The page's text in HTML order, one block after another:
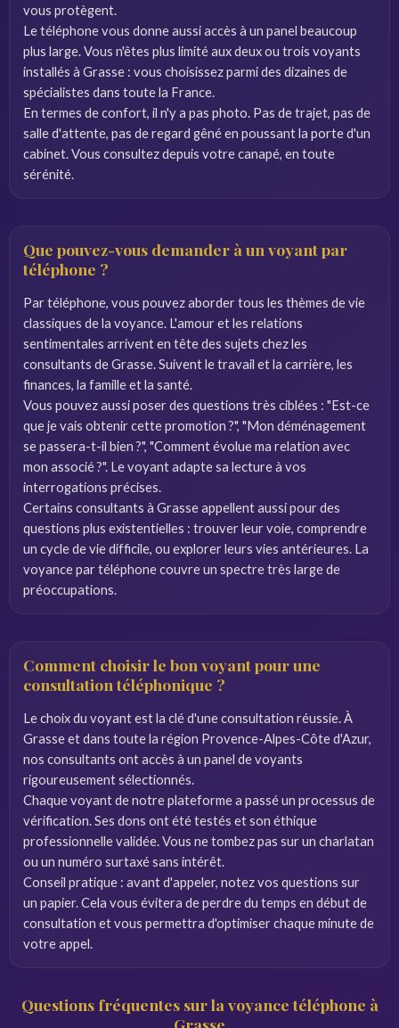
vous protègent.
Le téléphone vous donne aussi accès à un panel beaucoup
plus large. Vous n'êtes plus limité aux deux ou trois voyants
installés à Grasse : vous choisissez parmi des dizaines de
spécialistes dans toute la France.
En termes de confort, il n'y a pas photo. Pas de trajet, pas de
salle d'attente, pas de regard gêné en poussant la porte d'un
cabinet. Vous consultez depuis votre canapé, en toute
sérénité.
Que pouvez-vous demander à un voyant par
téléphone ?
Par téléphone, vous pouvez aborder tous les thèmes de vie
classiques de la voyance. L'amour et les relations
sentimentales arrivent en tête des sujets chez les
consultants de Grasse. Suivent le travail et la carrière, les
finances, la famille et la santé.
Vous pouvez aussi poser des questions très ciblées : "Est-ce
que je vais obtenir cette promotion ?", "Mon déménagement
se passera-t-il bien ?", "Comment évolue ma relation avec
mon associé ?". Le voyant adapte sa lecture à vos
interrogations précises.
Certains consultants à Grasse appellent aussi pour des
questions plus existentielles : trouver leur voie, comprendre
un cycle de vie difficile, ou explorer leurs vies antérieures. La
voyance par téléphone couvre un spectre très large de
préoccupations.
Comment choisir le bon voyant pour une
consultation téléphonique ?
Le choix du voyant est la clé d'une consultation réussie. À
Grasse et dans toute la région Provence-Alpes-Côte d'Azur,
nos consultants ont accès à un panel de voyants
rigoureusement sélectionnés.
Chaque voyant de notre plateforme a passé un processus de
vérification. Ses dons ont été testés et son éthique
professionnelle validée. Vous ne tombez pas sur un charlatan
ou un numéro surtaxé sans intérêt.
Conseil pratique : avant d'appeler, notez vos questions sur
un papier. Cela vous évitera de perdre du temps en début de
consultation et vous permettra d'optimiser chaque minute de
votre appel.
Questions fréquentes sur la voyance téléphone à